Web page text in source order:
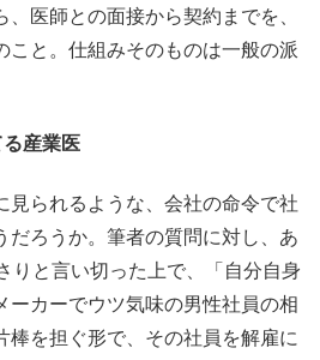
医師との面接から契約までを、
こと。仕組みそのものは一般の派
産業医
られるような、会社の命令で社
だろうか。筆者の質問に対し、あ
りと言い切った上で、「自分自身
ーカーでウツ気味の男性社員の相
を担ぐ形で、その社員を解雇に